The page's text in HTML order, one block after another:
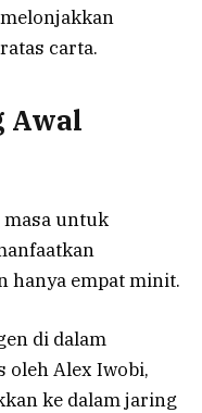
carta.
Awal
untuk
hanya empat minit.
di dalam
oleh Alex Iwobi,
ke dalam jaring